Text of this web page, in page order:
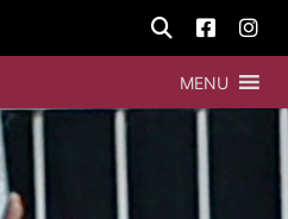
MENU